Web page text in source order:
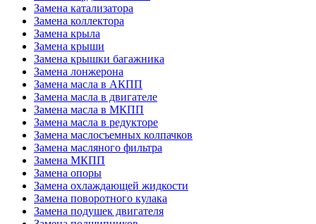
Замена катализатора
Замена коллектора
Замена крыла
Замена крыши
Замена крышки багажника
Замена лонжерона
Замена масла в АКПП
Замена масла в двигателе
Замена масла в МКПП
Замена масла в редукторе
Замена маслосъемных колпачков
Замена масляного фильтра
Замена МКПП
Замена опоры
Замена охлаждающей жидкости
Замена поворотного кулака
Замена подушек двигателя